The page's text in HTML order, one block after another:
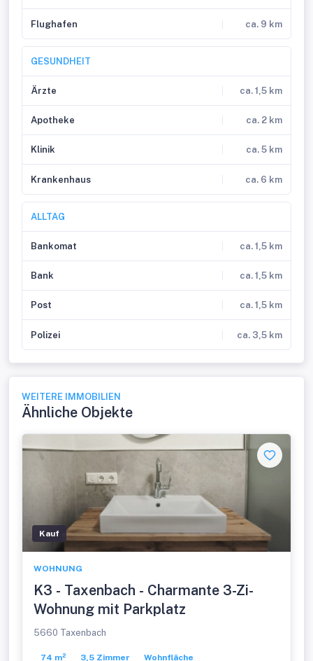
Flughafen ca. 9 km
GESUNDHEIT
Ärzte ca. 1,5 km
Apotheke ca. 2 km
Klinik ca. 5 km
Krankenhaus ca. 6 km
ALLTAG
Bankomat ca. 1,5 km
Bank ca. 1,5 km
Post ca. 1,5 km
Polizei ca. 3,5 km
WEITERE IMMOBILIEN
Ähnliche Objekte
Kauf
WOHNUNG
K3 - Taxenbach - Charmante 3-Zi-
Wohnung mit Parkplatz
5660 Taxenbach
74 m² 3,5 Zimmer Wohnfläche